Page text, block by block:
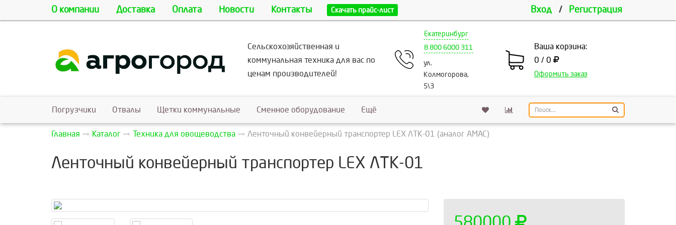
О компании Доставка Оплата Новости Контакты Скачать прайс-лист Вход / Регистрация
Сельскохозяйственная и
коммунальная техника для вас по
ценам производителей!
Екатеринбург
8 800 6000 311
ул.
Колмогорова,
5\3
Ваша корзина:
0 / 0
Оформить заказ
Погрузчики Отвалы Щетки коммунальные Сменное оборудование Ещё
Главная Каталог Техника для овощеводства Ленточный конвейерный транспортер LEX ЛТК-01 (аналог AMAC)
Ленточный конвейерный транспортер LEX ЛТК-01